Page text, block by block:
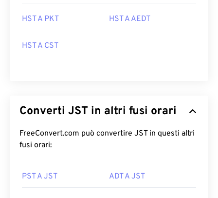
HST A PKT HST A AEDT
HST A CST
Converti JST in altri fusi orari
FreeConvert.com può convertire JST in questi altri
fusi orari:
PST A JST ADT A JST